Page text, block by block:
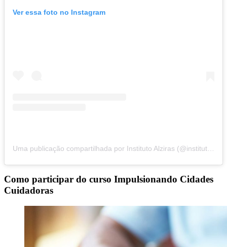
Ver essa foto no Instagram
Como participar do curso Impulsionando Cidades
Cuidadoras